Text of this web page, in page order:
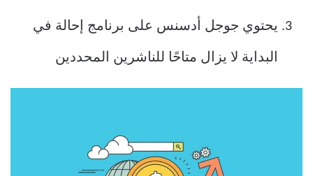
يحتوي جوجل أدسنس على برنامج إحالة في
البداية لا يزال متاحًا للناشرين المحددين